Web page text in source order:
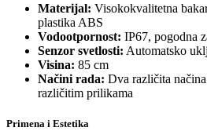
Materijal: Visokokvalitetna
plastika ABS
Vodootpornost: IP67, pogodna
Senzor svetlosti: Automatsko
Visina: 85 cm
Načini rada: Dva različita
različitim prilikama
Primena i Estetika